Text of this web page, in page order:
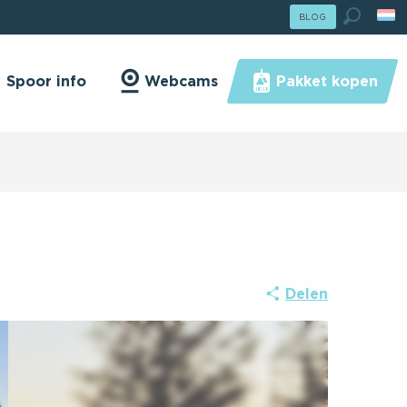
En Mode Été
Hiver : Passer En Mode Été BLOG
Zoek
Spoor info Webcams Pakket kopen
Delen